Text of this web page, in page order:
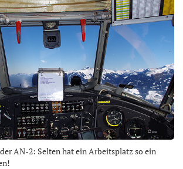
AN-2: Selten hat ein Arbeitsplatz so ein